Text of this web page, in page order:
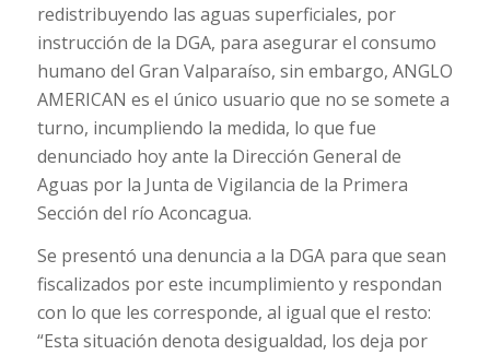
redistribuyendo las aguas superficiales, por
instrucción de la DGA, para asegurar el consumo
humano del Gran Valparaíso, sin embargo, ANGLO
AMERICAN es el único usuario que no se somete a
turno, incumpliendo la medida, lo que fue
denunciado hoy ante la Dirección General de
Aguas por la Junta de Vigilancia de la Primera
Sección del río Aconcagua.
Se presentó una denuncia a la DGA para que sean
fiscalizados por este incumplimiento y respondan
con lo que les corresponde, al igual que el resto:
“Esta situación denota desigualdad, los deja por